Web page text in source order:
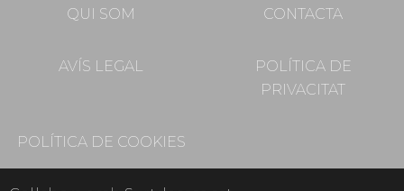
QUI SOM CONTACTA
AVÍS LEGAL
POLÍTICA DE
PRIVACITAT
POLÍTICA DE COOKIES